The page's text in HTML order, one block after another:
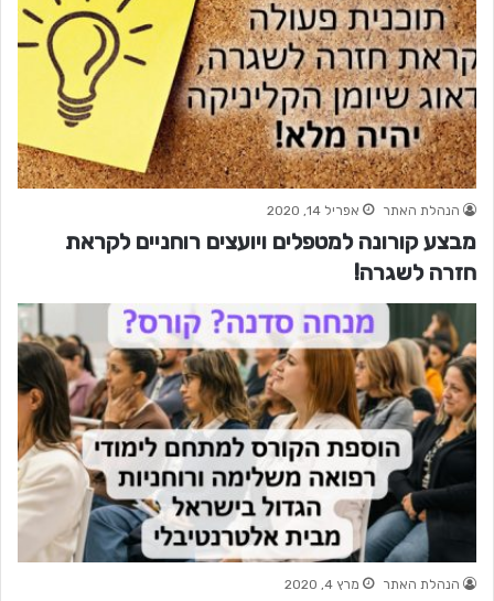
הנהלת האתר אפריל 14, 2020
מבצע קורונה למטפלים ויועצים רוחניים לקראת
חזרה לשגרה!
הנהלת האתר מרץ 4, 2020